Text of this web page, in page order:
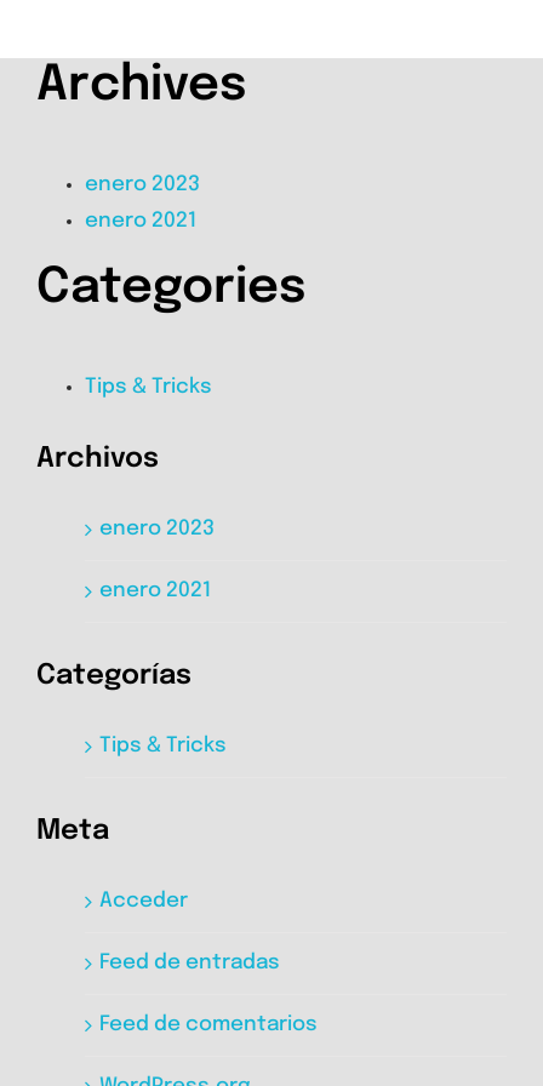
Archives
enero 2023
enero 2021
Categories
Tips & Tricks
Archivos
enero 2023
enero 2021
Categorías
Tips & Tricks
Meta
Acceder
Feed de entradas
Feed de comentarios